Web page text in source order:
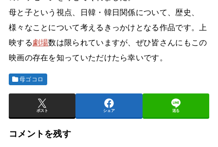
母と子という視点、日韓・韓日関係について、歴史、
様々なことについて考えるきっかけとなる作品です。上
映する劇場数は限られていますが、ぜひ皆さんにもこの
映画の存在を知っていただけたら幸いです。
母ゴコロ
ポスト シェア 送る
コメントを残す